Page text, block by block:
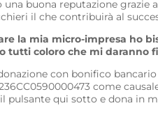
una buona reputazione grazie
il che contribuirà al
la mia micro-impresa ho
tutti coloro che mi daranno
con bonifico
come
pulsante qui sotto e dona in